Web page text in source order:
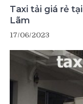
Taxi tải giá rẻ
Lãm
17/06/2023